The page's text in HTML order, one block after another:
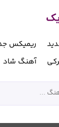
ریمیکس
آهنگ شاد